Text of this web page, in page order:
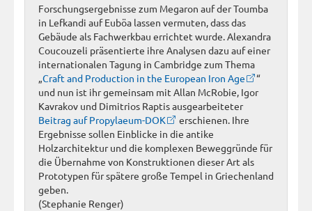
Forschungsergebnisse zum Megaron auf der Toumba
in Lefkandi auf Euböa lassen vermuten, dass das
Gebäude als Fachwerkbau errichtet wurde. Alexandra
Coucouzeli präsentierte ihre Analysen dazu auf einer
internationalen Tagung in Cambridge zum Thema
„Craft and Production in the European Iron Age
“
und nun ist ihr gemeinsam mit Allan McRobie, Igor
Kavrakov und Dimitrios Raptis ausgearbeiteter
Beitrag auf Propylaeum-DOK
erschienen. Ihre
Ergebnisse sollen Einblicke in die antike
Holzarchitektur und die komplexen Beweggründe für
die Übernahme von Konstruktionen dieser Art als
Prototypen für spätere große Tempel in Griechenland
geben.
(Stephanie Renger)